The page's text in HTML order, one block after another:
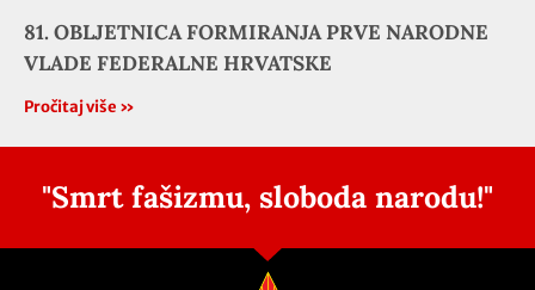
81. OBLJETNICA FORMIRANJA PRVE NARODNE
VLADE FEDERALNE HRVATSKE
Pročitaj više »
"Smrt fašizmu, sloboda narodu!"